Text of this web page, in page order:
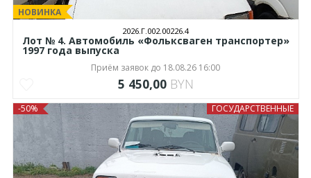
НОВИНКА
2026.Г.002.00226.4
Лот № 4. Автомобиль «Фольксваген транспортер»
1997 года выпуска
Приём заявок до 18.08.26 16:00
5 450,00 BYN
ГОСУДАРСТВЕННЫЕ
-50%